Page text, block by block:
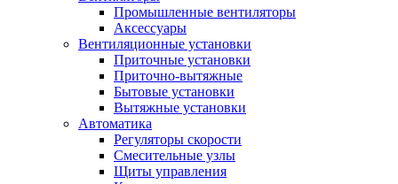
Промышленные вентиляторы
Аксессуары
Вентиляционные установки
Приточные установки
Приточно-вытяжные
Бытовые установки
Вытяжные установки
Автоматика
Регуляторы скорости
Смесительные узлы
Щиты управления